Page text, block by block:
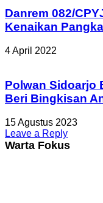
Danrem 082/
Kenaikan
4 April 2022
Polwan Sidoarjo
Beri Bingkisan
15 Agustus 2023
Leave a Reply
Warta Fokus